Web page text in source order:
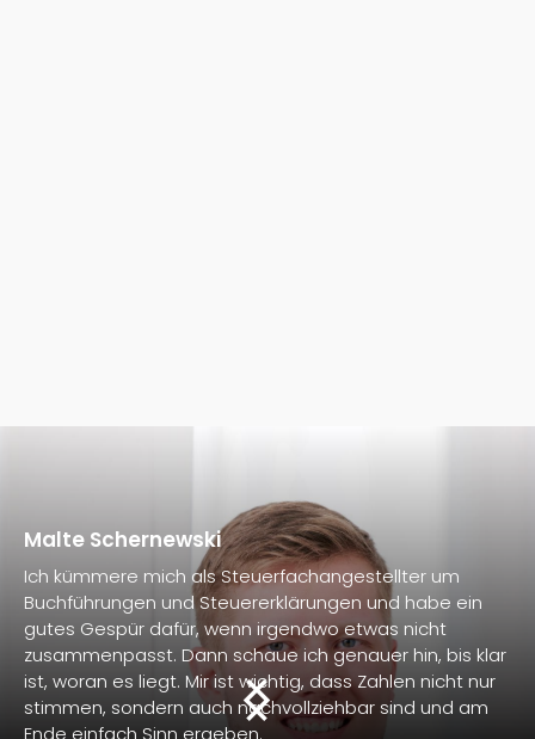
Malte Schernewski
Ich kümmere mich als Steuer­fach­an­gestellter um
Buchführungen und Steuererklärungen und habe ein
gutes Gespür dafür, wenn irgendwo etwas nicht
zusammenpasst. Dann schaue ich genauer hin, bis klar
ist, woran es liegt. Mir ist wichtig, dass Zahlen nicht nur
stimmen, sondern auch nachvollziehbar sind und am
Ende einfach Sinn ergeben.